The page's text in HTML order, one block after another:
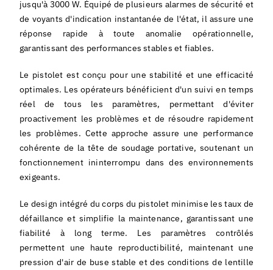
jusqu'à 3000 W. Équipé de plusieurs alarmes de sécurité et
de voyants d'indication instantanée de l'état, il assure une
réponse rapide à toute anomalie opérationnelle,
garantissant des performances stables et fiables.
Le pistolet est conçu pour une stabilité et une efficacité
optimales. Les opérateurs bénéficient d'un suivi en temps
réel de tous les paramètres, permettant d'éviter
proactivement les problèmes et de résoudre rapidement
les problèmes. Cette approche assure une performance
cohérente de la tête de soudage portative, soutenant un
fonctionnement ininterrompu dans des environnements
exigeants.
Le design intégré du corps du pistolet minimise les taux de
défaillance et simplifie la maintenance, garantissant une
fiabilité à long terme. Les paramètres contrôlés
permettent une haute reproductibilité, maintenant une
pression d'air de buse stable et des conditions de lentille